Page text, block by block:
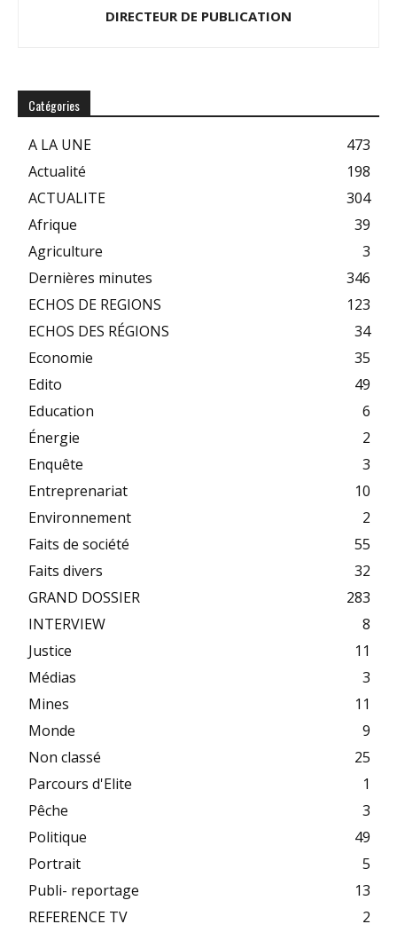
DIRECTEUR DE PUBLICATION
Catégories
A LA UNE
473
Actualité
198
ACTUALITE
304
Afrique
39
Agriculture
3
Dernières minutes
346
ECHOS DE REGIONS
123
ECHOS DES RÉGIONS
34
Economie
35
Edito
49
Education
6
Énergie
2
Enquête
3
Entreprenariat
10
Environnement
2
Faits de société
55
Faits divers
32
GRAND DOSSIER
283
INTERVIEW
8
Justice
11
Médias
3
Mines
11
Monde
9
Non classé
25
Parcours d'Elite
1
Pêche
3
Politique
49
Portrait
5
Publi- reportage
13
REFERENCE TV
2